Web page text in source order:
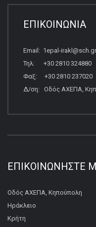
ΕΠΙΚΟΙΝΩΝΙΑ
Email: 1epal-irakl@sch.gr
Τηλ: +30 2810 324880
Φαξ: +30 2810 237020
Δ/ση: Οδός ΑΧΕΠΑ,
ΕΠΙΚΟΙΝΩΝΉΣΤΕ
Οδός ΑΧΕΠΑ, Κηπούπολη
Ηράκλειο
Κρήτη